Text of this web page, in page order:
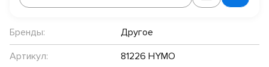
Бренды:
Другое
Артикул:
81226 HYMO